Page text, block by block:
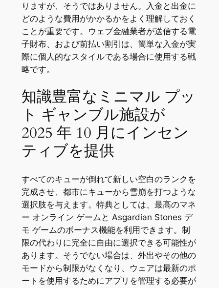
りますが、そうではありません。入金と出金に
どのような費用がかかるかをよく理解しておく
ことが重要です。ウェブ金融業者が送信する電
子財布、および前払い割引は、簡単な入金が実
際に個人的なスタイルである場合に使用する戦
略です。
知識豊富なミニマル プッ
ト ギャンブル施設が
2025 年 10 月にインセン
ティブを提供
すべてのキューが倒れて新しい空白のランクを
完成させ、都市にキューから雪崩を打つような
選択肢を与えます。特典としては、最高のマネ
ー オンライン ゲームと Asgardian Stones デ
モ ゲームのボーナス機能を利用できます。制
限の代わりに完全に自由に選択できる可能性が
あります。そうでない場合は、外出やその他の
モードから制限がなくなり、ウェアは最新のポ
ートを使用するためにアプリを管理する必要が